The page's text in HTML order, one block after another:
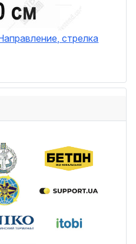
стрелка